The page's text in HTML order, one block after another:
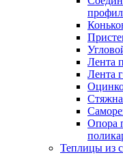
Лента
Лента
Опора
Теплицы из